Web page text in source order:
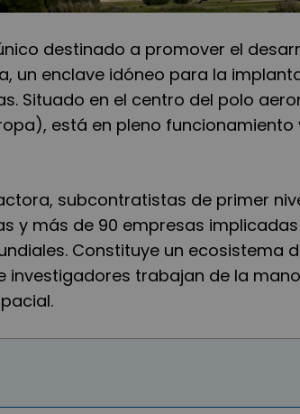
destinado a promover el
un enclave idóneo para la
Situado en el centro del polo
está en pleno funcionamiento
subcontratistas de primer
y más de 90 empresas
Constituye un ecosistema
investigadores trabajan de la